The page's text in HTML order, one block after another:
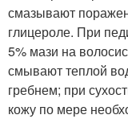
смазывают
глицероле. При
5% мази на
смывают теплой
гребнем; при
кожу по мере